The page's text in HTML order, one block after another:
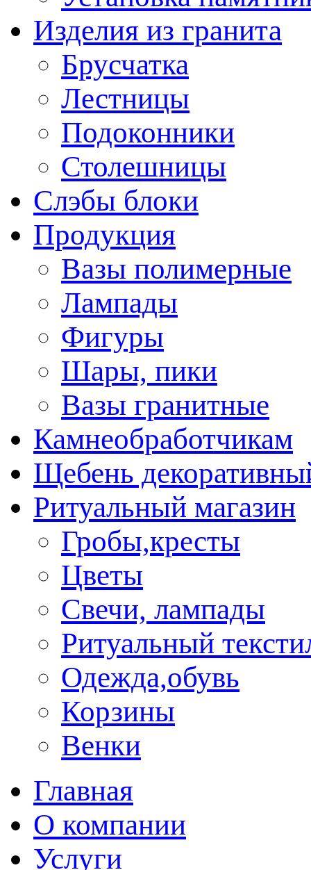
Изделия из гранита
Брусчатка
Лестницы
Подоконники
Столешницы
Слэбы блоки
Продукция
Вазы полимерные
Лампады
Фигуры
Шары, пики
Вазы гранитные
Камнеобработчикам
Щебень
Ритуальный магазин
Гробы,кресты
Цветы
Свечи, лампады
Ритуальный
Одежда,обувь
Корзины
Венки
Главная
О компании
Услуги